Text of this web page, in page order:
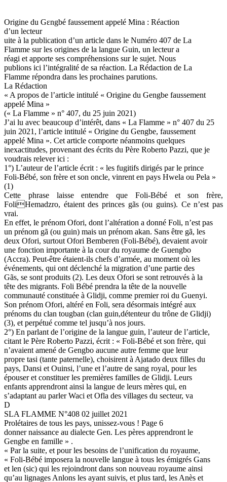
Origine du Gɛngbé faussement appelé Mina : Réaction
d’un lecteur
uite à la publication d’un article dans le Numéro 407 de La
Flamme sur les origines de la langue Guin, un lecteur a
réagi et apporte ses compréhensions sur le sujet. Nous
publions ici l’intégralité de sa réaction. La Rédaction de La
Flamme répondra dans les prochaines parutions.
La Rédaction
« A propos de l’article intitulé « Origine du Gengbe faussement
appelé Mina »
(« La Flamme » n° 407, du 25 juin 2021)
J’ai lu avec beaucoup d’intérêt, dans « La Flamme » n° 407 du 25
juin 2021, l’article intitulé « Origine du Gengbe, faussement
appelé Mina ». Cet article comporte néanmoins quelques
inexactitudes, provenant des écrits du Père Roberto Pazzi, que je
voudrais relever ici :
1°) L’auteur de l’article écrit : « les fugitifs dirigés par le prince
Foli-Bébé, son frère et son oncle, vinrent en pays Hwela ou Pela »
(1)
Cette phrase laisse entendre que Foli-Bébé et son frère,
FoliHemadzro, étaient des princes gãs (ou guins). Ce n’est pas
vrai.
En effet, le prénom Ofori, dont l’altération a donné Foli, n’est pas
un prénom gã (ou guin) mais un prénom akan. Sans être gã, les
deux Ofori, surtout Ofori Bemberen (Foli-Bébé), devaient avoir
une fonction importante à la cour du royaume de Guengbo
(Accra). Peut-être étaient-ils chefs d’armée, au moment où les
événements, qui ont déclenché la migration d’une partie des
Gãs, se sont produits (2). Les deux Ofori se sont retrouvés à la
tête des migrants. Foli Bébé prendra la tête de la nouvelle
communauté constituée à Glidji, comme premier roi du Guenyi.
Son prénom Ofori, altéré en Foli, sera désormais intégré aux
prénoms du clan tougban (clan guin,détenteur du trône de Glidji)
(3), et perpétué comme tel jusqu’à nos jours.
2°) En parlant de l’origine de la langue guin, l’auteur de l’article,
citant le Père Roberto Pazzi, écrit : « Foli-Bébé et son frère, qui
n’avaient amené de Gengbo aucune autre femme que leur
propre tasi (tante paternelle), choisirent à Ajatado deux filles du
pays, Dansi et Ouinsi, l’une et l’autre de sang royal, pour les
épouser et constituer les premières familles de Glidji. Leurs
enfants apprendront ainsi la langue de leurs mères qui, en
s’adaptant au parler Waci et Ofla des villages du secteur, va
D
SLA FLAMME N°408 02 juillet 2021
Prolétaires de tous les pays, unissez-vous ! Page 6
donner naissance au dialecte Gen. Les pères apprendront le
Gengbe en famille » .
« Par la suite, et pour les besoins de l’unification du royaume,
« Foli-Bébé imposera la nouvelle langue à tous les émigrés Gans
et len (sic) qui les rejoindront dans son nouveau royaume ainsi
qu’au lignages Anlons les ayant suivis, et plus tard, les Anès et